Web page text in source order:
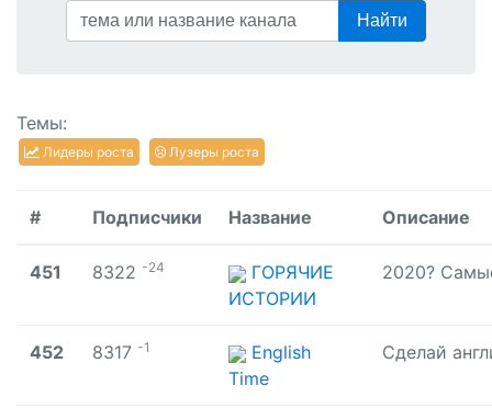
Найти
Темы:
Лидеры роста Лузеры роста
# Подписчики Название Описание
451 8322 -24
ГОРЯЧИЕ
ИСТОРИИ
452 8317 -1
English
Time